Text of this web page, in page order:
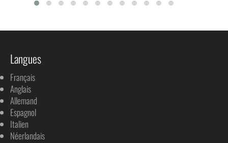
Langues
Français
Anglais
Allemand
Espagnol
Italien
Néerlandais